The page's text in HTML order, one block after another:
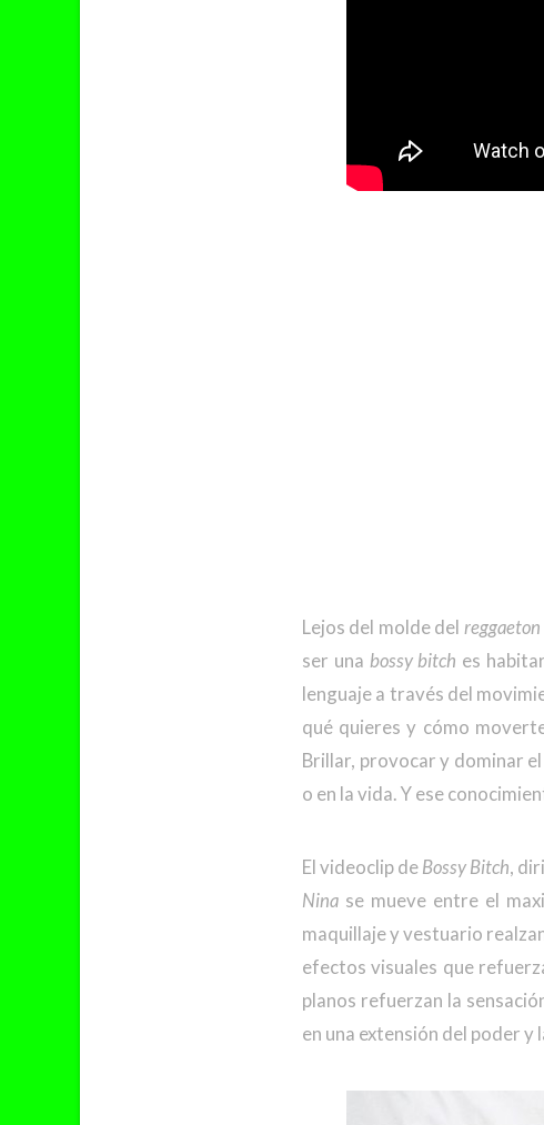
Lejos del molde del reggaeton
ser una bossy bitch es
lenguaje a través del
qué quieres y cómo
Brillar, provocar y dominar
o en la vida. Y ese
El videoclip deBossy Bitch,
Nina se mueve entre el
maquillaje y vestuario
efectos visuales que
planos refuerzan la
en una extensión del poder